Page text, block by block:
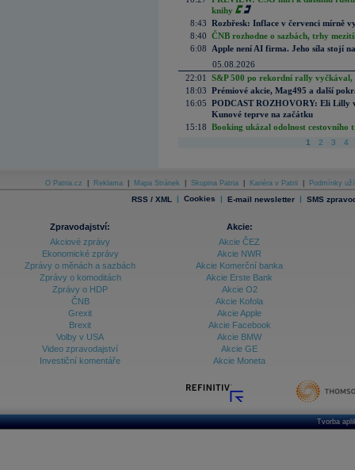
knihy
8:43 Rozbřesk: Inflace v červenci mírně
8:40 ČNB rozhodne o sazbách, trhy
6:08
Apple není AI firma. Jeho síla stojí
05.08.2026
22:01
S&P 500 po rekordní rally vyčkával,
18:03 Prémiové akcie, Mag495 a další
16:05 PODCAST ROZHOVORY: Eli Lilly
Kunové teprve na začátku
15:18 Booking ukázal odolnost cestovního
1 2 3 4
O Patria.cz Reklama Mapa Stránek Skupina Patria Kariéra v Patrii Podmínky
RSS / XML | Cookies | E-mail newsletter | SMS
Zpravodajství:
Akciové zprávy
Ekonomické zprávy
Zprávy o měnách a sazbách
Zprávy o komoditách
Zprávy o HDP
ČNB
Grexit
Brexit
Volby v USA
Video zpravodajství
Investiční komentáře
Akcie:
Akcie ČEZ
Akcie NWR
Akcie Komerční banka
Akcie Erste Bank
Akcie O2
Akcie Kofola
Akcie Apple
Akcie Facebook
Akcie BMW
Akcie GE
Akcie Moneta
Tvorba